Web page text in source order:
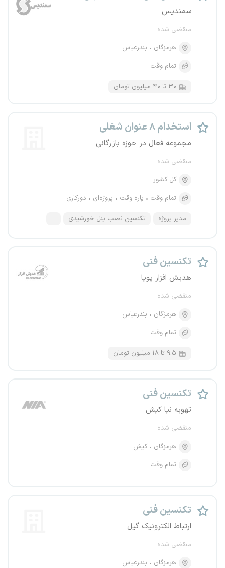
سمندیس
منقضی شده
هرمزگان
بندرعباس
تمام وقت
۳۰ تا ۴۰ میلیون تومان
استخدام ۸ عنوان شغلی
مجموعه فعال در حوزه بازرگانی
منقضی شده
کل کشور
تمام وقت
پاره وقت پروژه‌ای دورکاری
مدیر پروژه تکنسین نصب پنل خورشیدی ...
تکنسین فنی
هدیش افزار پویا
منقضی شده
هرمزگان
بندرعباس
تمام وقت
۹.۵ تا ۱۸ میلیون تومان
تکنسین فنی
تهویه نیا کیش
منقضی شده
هرمزگان
کیش
تمام وقت
تکنسین فنی
ارتباط الکترونیک گیل
منقضی شده
هرمزگان
بندرعباس